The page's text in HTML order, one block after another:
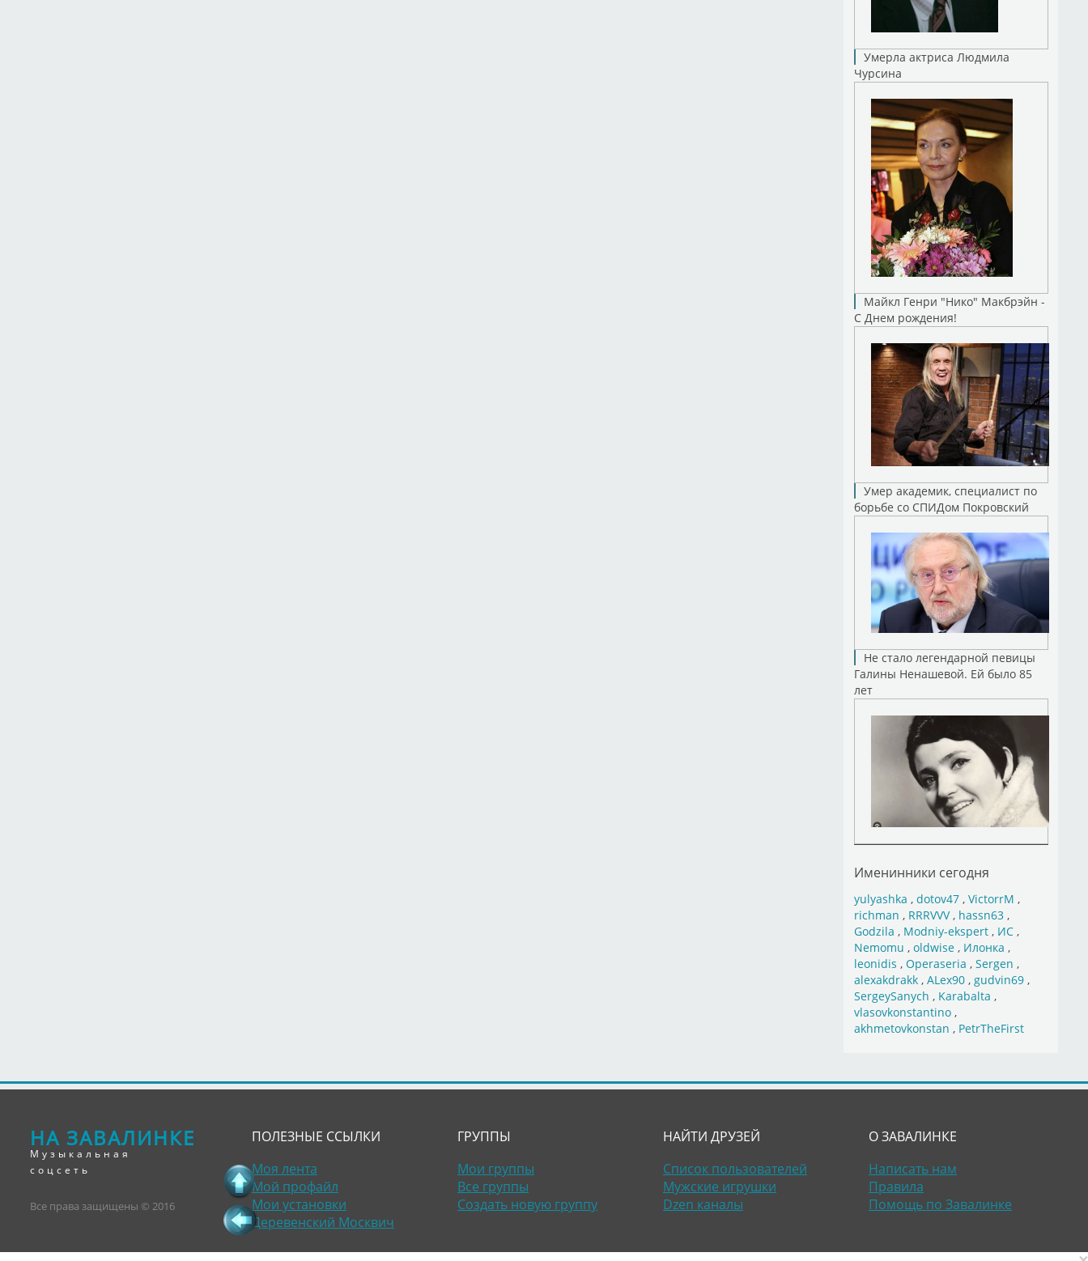
Умерла актриса Людмила
Чурсина
Майкл Генри "Нико" Макбрэйн -
С Днем рождения!
Умер академик, специалист по
борьбе со СПИДом Покровский
Не стало легендарной певицы
Галины Ненашевой. Ей было 85
лет
Именинники сегодня
yulyashka , dotov47, VictorrM ,
richman , RRRVVV, hassn63,
Godzila , Modniy-ekspert, ИС,
Nemomu , oldwise, Илонка ,
leonidis , Operaseria , Sergen ,
alexakdrakk, ALex90, gudvin69,
SergeySanych , Karabalta ,
vlasovkonstantino,
akhmetovkonstan , PetrTheFirst
НА ЗАВАЛИНКЕ
Музыкальная
соцсеть
Все права защищены © 2016
ПОЛЕЗНЫЕ ССЫЛКИ
Моя лента
Мой профайл
Мои установки
Деревенский Москвич
ГРУППЫ
Мои группы
Все группы
Создать новую группу
НАЙТИ ДРУЗЕЙ
Список пользователей
Мужские игрушки
Dzen каналы
О ЗАВАЛИНКЕ
Написать нам
Правила
Помощь по Завалинке